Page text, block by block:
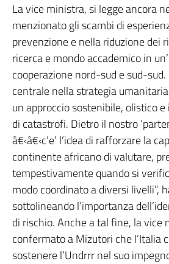
La vice ministra, si legge ancora
menzionato gli scambi di
prevenzione e nella riduzione dei
ricerca e mondo accademico in
cooperazione nord-sud e sud-sud.
centrale nella strategia
un approccio sostenibile, olistico
di catastrofi. Dietro il nostro
â€‹â€‹c’e’ l’idea di rafforzare la
continente africano di valutare,
tempestivamente quando si
modo coordinato a diversi livelli”,
sottolineando l’importanza
di rischio. Anche a tal fine, la vice
confermato a Mizutori che l’Italia
sostenere l’Undrrr nel suo